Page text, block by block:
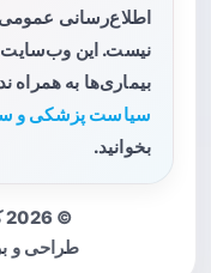
اطلاع‌رسانی
نیست. این وب‌سایت
بیماری‌ها به همراه
سیاست پزشکی و
بخوانید.
© 2026 کلیه حقوق محفوظ است.
طراحی و